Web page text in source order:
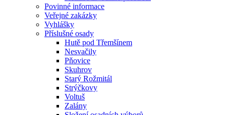
Povinné informace
Veřejné zakázky
Vyhlášky
Příslušné osady
Hutě pod Třemšínem
Nesvačily
Pňovice
Skuhrov
Starý Rožmitál
Strýčkovy
Voltuš
Zalány